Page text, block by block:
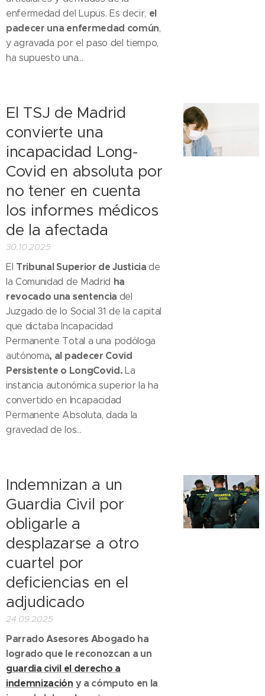
enfermedad del Lupus. Es decir, el
padecer una enfermedad común,
y agravada por el paso del tiempo,
ha supuesto una...
El TSJ de Madrid
convierte una
incapacidad Long-
Covid en absoluta por
no tener en cuenta
los informes médicos
de la afectada
30.10.2025
El Tribunal Superior de Justiciade
la Comunidad de Madrid ha
revocado una sentencia del
Juzgado de lo Social 31 de la capital
que dictaba Incapacidad
Permanente Total a una podóloga
autónoma, al padecer Covid
Persistente o LongCovid. La
instancia autonómica superior la ha
convertido en Incapacidad
Permanente Absoluta, dada la
gravedad de los...
Indemnizan a un
Guardia Civil por
obligarle a
desplazarse a otro
cuartel por
deficiencias en el
adjudicado
24.09.2025
Parrado Asesores Abogado ha
logrado que le reconozcan a un
guardia civil el derecho a
indemnización y a cómputo en la